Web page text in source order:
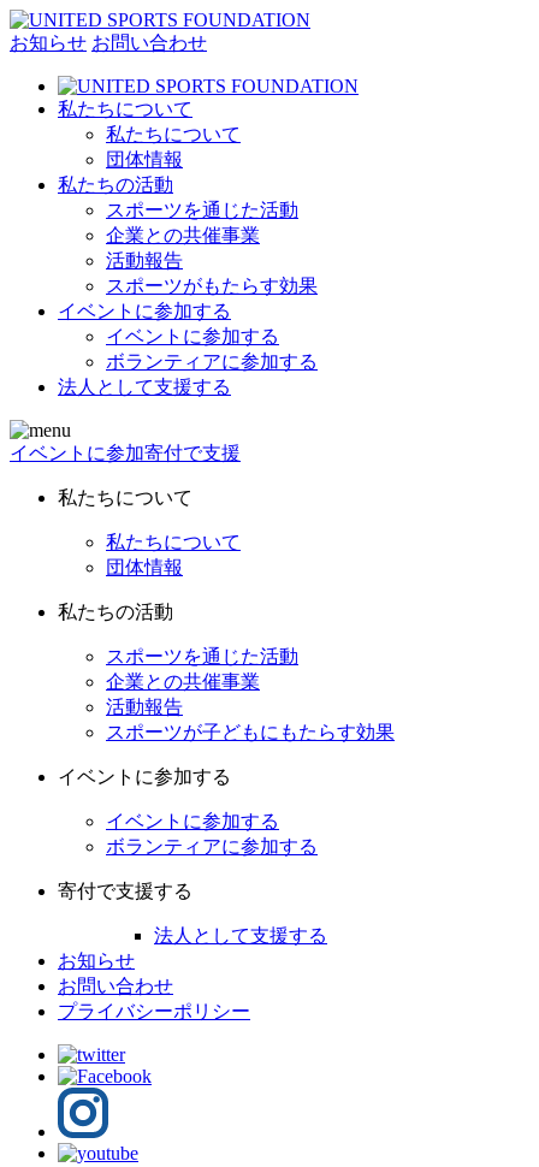
お知らせ お問い合わせ
私たちについて
私たちについて
団体情報
私たちの活動
スポーツを通じた活動
企業との共催事業
活動報告
スポーツがもたらす効果
イベントに参加する
イベントに参加する
ボランティアに参加する
法人として支援する
イベントに参加寄付で支援
私たちについて
私たちについて
団体情報
私たちの活動
スポーツを通じた活動
企業との共催事業
活動報告
スポーツが子どもにもたらす効果
イベントに参加する
イベントに参加する
ボランティアに参加する
寄付で支援する
法人として支援する
お知らせ
お問い合わせ
プライバシーポリシー